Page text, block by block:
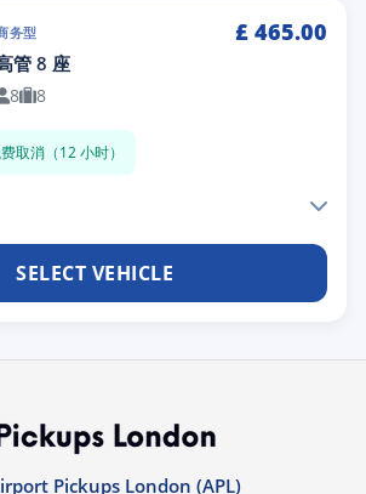
务型 £ 465.00
管 8 座
8 8
取消（12 小时）
SELECT VEHICLE
Pickups London (APL)